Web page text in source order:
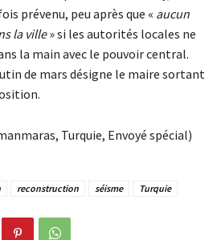
prévenu, peu après que « aucun
la ville» si les autorités locales ne
la main avec le pouvoir central.
de mars désigne le maire sortant
Turquie, Envoyé spécial)
reconstruction séisme Turquie